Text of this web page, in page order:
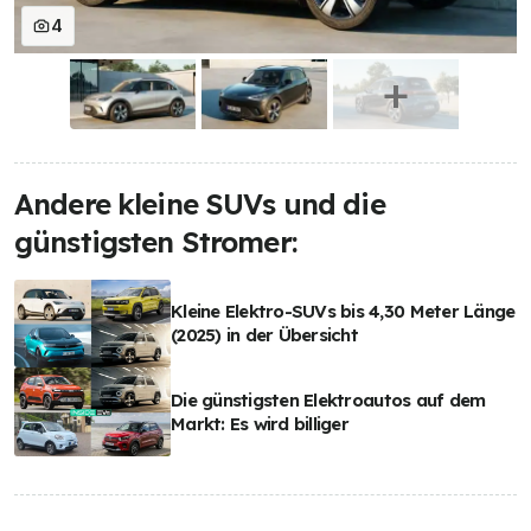
4
Andere kleine SUVs und die
günstigsten Stromer:
Kleine Elektro-SUVs bis 4,30 Meter Länge
(2025) in der Übersicht
Die günstigsten Elektroautos auf dem
Markt: Es wird billiger